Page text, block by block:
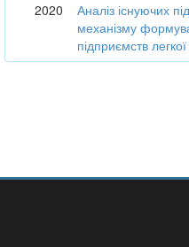
2020
Аналіз існуючих
механізму
підприємств